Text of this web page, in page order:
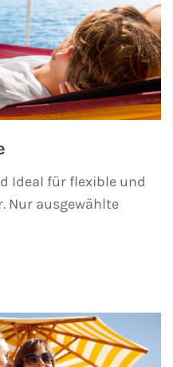
Ideal für flexible und
Nur ausgewählte